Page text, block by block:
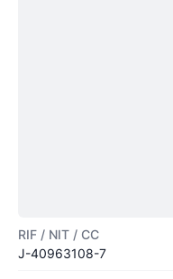
RIF / NIT / CC
J-40963108-7